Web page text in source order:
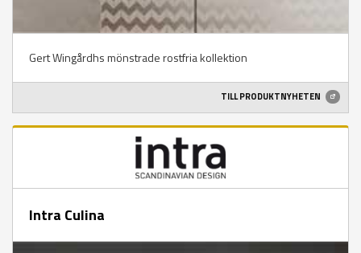
Gert Wingårdhs mönstrade rostfria kollektion
TILL PRODUKTNYHETEN
Intra Culina